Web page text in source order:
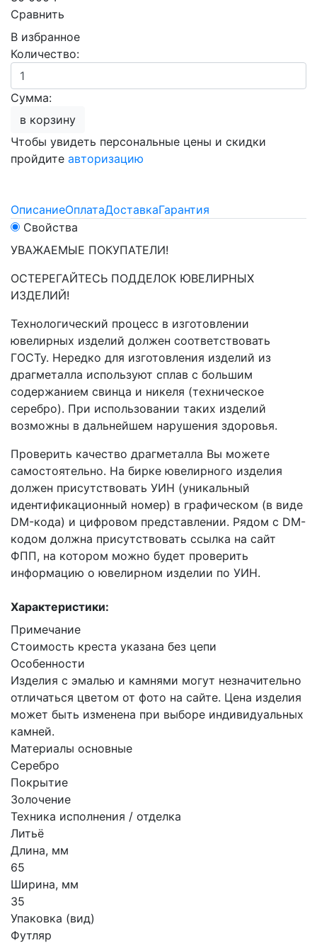
Сравнить
В избранное
Количество:
Сумма:
в корзину
Чтобы увидеть персональные цены и скидки
пройдите авторизацию
ОписаниеОплатаДоставкаГарантия
Свойства
УВАЖАЕМЫЕ ПОКУПАТЕЛИ!
ОСТЕРЕГАЙТЕСЬ ПОДДЕЛОК ЮВЕЛИРНЫХ
ИЗДЕЛИЙ!
Технологический процесс в изготовлении
ювелирных изделий должен соответствовать
ГОСТу. Нередко для изготовления изделий из
драгметалла используют сплав с большим
содержанием свинца и никеля (техническое
серебро). При использовании таких изделий
возможны в дальнейшем нарушения здоровья.
Проверить качество драгметалла Вы можете
самостоятельно. На бирке ювелирного изделия
должен присутствовать УИН (уникальный
идентификационный номер) в графическом (в виде
DM-кода) и цифровом представлении. Рядом с DM-
кодом должна присутствовать ссылка на сайт
ФПП, на котором можно будет проверить
информацию о ювелирном изделии по УИН.
Характеристики:
Примечание
Стоимость креста указана без цепи
Особенности
Изделия с эмалью и камнями могут незначительно
отличаться цветом от фото на сайте. Цена изделия
может быть изменена при выборе индивидуальных
камней.
Материалы основные
Серебро
Покрытие
Золочение
Техника исполнения / отделка
Литьё
Длина, мм
65
Ширина, мм
35
Упаковка (вид)
Футляр